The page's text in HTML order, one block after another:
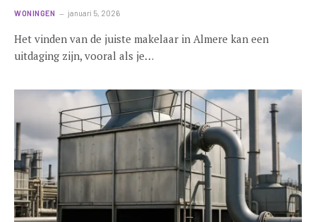
WONINGEN januari 5, 2026
Het vinden van de juiste makelaar in Almere kan een
uitdaging zijn, vooral als je…